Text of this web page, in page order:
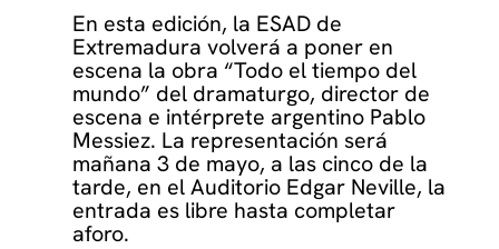
En esta edición, la ESAD de
Extremadura volverá a poner en
escena la obra “Todo el tiempo del
mundo” del dramaturgo, director de
escena e intérprete argentino Pablo
Messiez. La representación será
mañana 3 de mayo, a las cinco de la
tarde, en el Auditorio Edgar Neville, la
entrada es libre hasta completar
aforo.